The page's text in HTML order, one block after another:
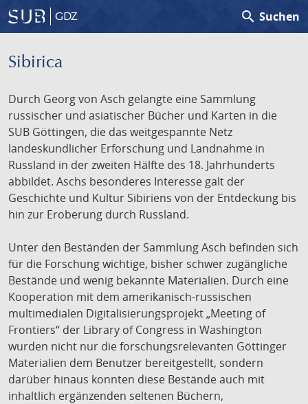
GDZ search Suchen
Sibirica
Durch Georg von Asch gelangte eine Sammlung
russischer und asiatischer Bücher und Karten in die
SUB Göttingen, die das weitgespannte Netz
landeskundlicher Erforschung und Landnahme in
Russland in der zweiten Hälfte des 18. Jahrhunderts
abbildet. Aschs besonderes Interesse galt der
Geschichte und Kultur Sibiriens von der Entdeckung bis
hin zur Eroberung durch Russland.
Unter den Beständen der Sammlung Asch befinden sich
für die Forschung wichtige, bisher schwer zugängliche
Bestände und wenig bekannte Materialien. Durch eine
Kooperation mit dem amerikanisch-russischen
multimedialen Digitalisierungsprojekt „Meeting of
Frontiers“ der Library of Congress in Washington
wurden nicht nur die forschungsrelevanten Göttinger
Materialien dem Benutzer bereitgestellt, sondern
darüber hinaus konnten diese Bestände auch mit
inhaltlich ergänzenden seltenen Büchern,